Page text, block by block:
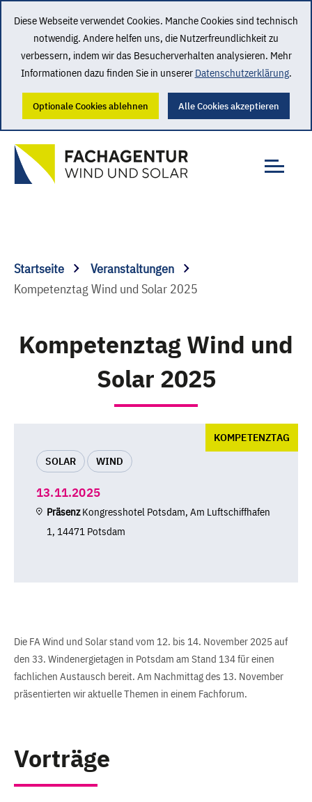
Diese Webseite verwendet Cookies. Manche Cookies sind technisch
notwendig. Andere helfen uns, die Nutzerfreundlichkeit zu
verbessern, indem wir das Besucherverhalten analysieren. Mehr
Informationen dazu finden Sie in unserer Datenschutzerklärung.
Optionale Cookies ablehnen Alle Cookies akzeptieren
Startseite
Veranstaltungen
Kompetenztag Wind und Solar 2025
Kompetenztag Wind und
Solar 2025
KOMPETENZTAG
SOLAR
WIND
13.11.2025
PräsenzKongresshotel Potsdam, Am Luftschiffhafen
1, 14471 Potsdam
Die FA Wind und Solar stand vom 12. bis 14. November 2025 auf
den 33. Windenergietagen in Potsdam am Stand 134 für einen
fachlichen Austausch bereit. Am Nachmittag des 13. November
präsentierten wir aktuelle Themen in einem Fachforum.
Vorträge